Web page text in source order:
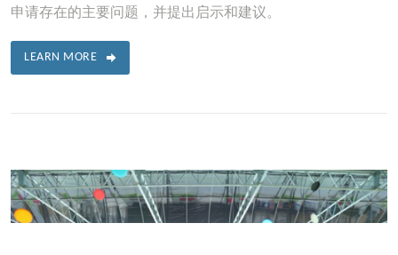
申请存在的主要问题，并提出启示和建议。
LEARN MORE